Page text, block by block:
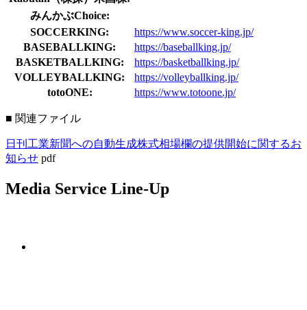
みんかぶChoice:
SOCCERKING:
https://www.soccer-king.jp/
BASEBALLKING:
https://baseballking.jp/
BASKETBALLKING:
https://basketballking.jp/
VOLLEYBALLKING:
https://volleyballking.jp/
totoONE:
https://www.totoone.jp/
■ 関連ファイル
日刊工業新聞への自動生成株式相場欄の提供開始に関するお
知らせ pdf
Media Service Line-Up